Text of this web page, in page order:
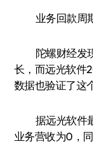
业务回款周
陀螺财经发
长，而远光软件
数据也验证了这
据远光软件
业务营收为0，同